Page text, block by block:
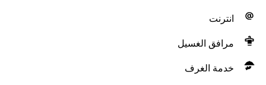
انترنت
مرافق الغسيل
خدمة الغرف